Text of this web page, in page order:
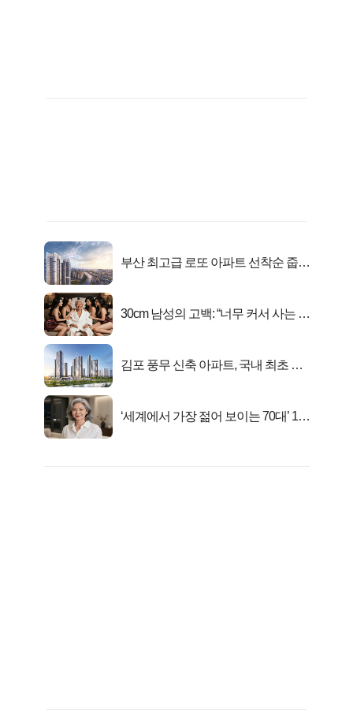
부산 최고급 로또 아파트 선착순 줍줍
30cm 남성의 고백: “너무 커서 사는 게
김포 풍무 신축 아파트, 국내 최초 반
‘세계에서 가장 젊어 보이는 70대’ 1위